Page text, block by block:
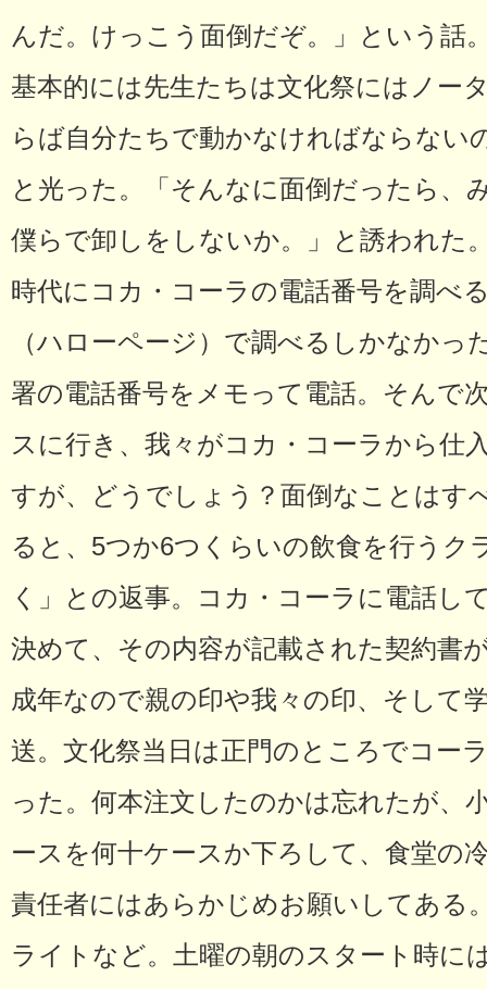
んだ。けっこう面倒だぞ。」という話
基本的には先生たちは文化祭にはノー
らば自分たちで動かなければならない
と光った。「そんなに面倒だったら、
僕らで卸しをしないか。」と誘われた
時代にコカ・コーラの電話番号を調べ
（ハローページ）で調べるしかなかっ
署の電話番号をメモって電話。そんで
スに行き、我々がコカ・コーラから仕
すが、どうでしょう？面倒なことはす
ると、5つか6つくらいの飲食を行うク
く」との返事。コカ・コーラに電話し
決めて、その内容が記載された契約書
成年なので親の印や我々の印、そして
送。文化祭当日は正門のところでコー
った。何本注文したのかは忘れたが、
ースを何十ケースか下ろして、食堂の
責任者にはあらかじめお願いしてある
ライトなど。土曜の朝のスタート時に